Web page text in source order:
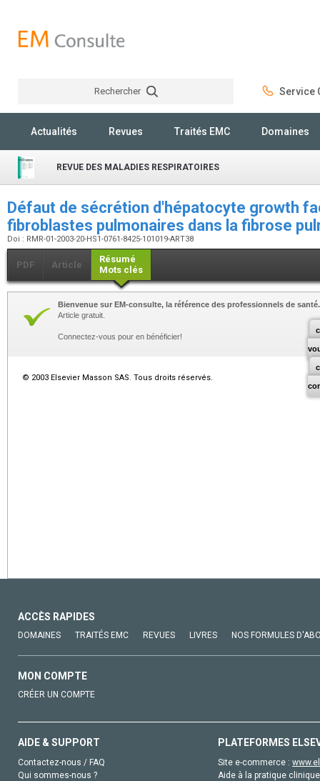
Rechercher Service
Actualités Revues Traités EMC Domaines
REVUE DES MALADIES RESPIRATOIRES
Défaut de sécrétion d'hépatocyte growth
fibroblastes pulmonaires dans la fibrose
Doi : RMR-01-2003-20-HS1-0761-8425-101019-ART38
PDF Article
Résumé
Mots clés
Bienvenue sur EM-consulte, la référence des professionnels de santé.
Article gratuit.
Connectez-vous pour en bénéficier!
© 2003 Elsevier Masson SAS. Tous droits réservés.
ACCÈS RAPIDES
DOMAINES TRAITÉS EMC REVUES LIVRES NOS FORMULES
MON COMPTE
CRÉER UN COMPTE
AIDE & SUPPORT
Contactez-nous / FAQ
Qui sommes-nous ?
PLATEFORMES
Site e-commerce :
Aide à la pratique